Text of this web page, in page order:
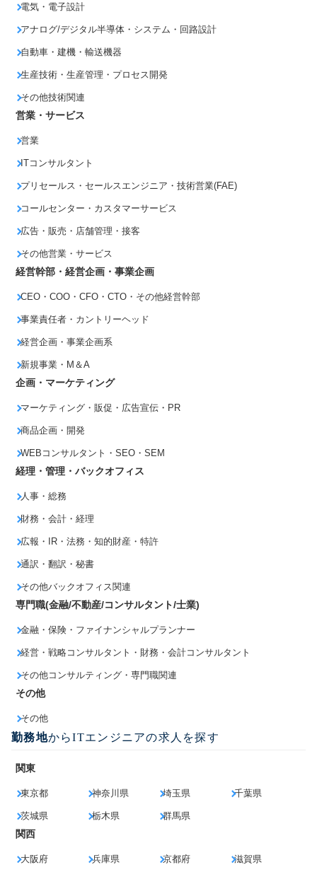
電気・電子設計
アナログ/デジタル半導体・システム・回路設計
自動車・建機・輸送機器
生産技術・生産管理・プロセス開発
その他技術関連
営業・サービス
営業
ITコンサルタント
プリセールス・セールスエンジニア・技術営業(FAE)
コールセンター・カスタマーサービス
広告・販売・店舗管理・接客
その他営業・サービス
経営幹部・経営企画・事業企画
CEO・COO・CFO・CTO・その他経営幹部
事業責任者・カントリーヘッド
経営企画・事業企画系
新規事業・M＆A
企画・マーケティング
マーケティング・販促・広告宣伝・PR
商品企画・開発
WEBコンサルタント・SEO・SEM
経理・管理・バックオフィス
人事・総務
財務・会計・経理
広報・IR・法務・知的財産・特許
通訳・翻訳・秘書
その他バックオフィス関連
専門職(金融/不動産/コンサルタント/士業)
金融・保険・ファイナンシャルプランナー
経営・戦略コンサルタント・財務・会計コンサルタント
その他コンサルティング・専門職関連
その他
その他
勤務地からITエンジニアの求人を探す
関東
東京都 神奈川県 埼玉県 千葉県
茨城県 栃木県 群馬県
関西
大阪府 兵庫県 京都府 滋賀県